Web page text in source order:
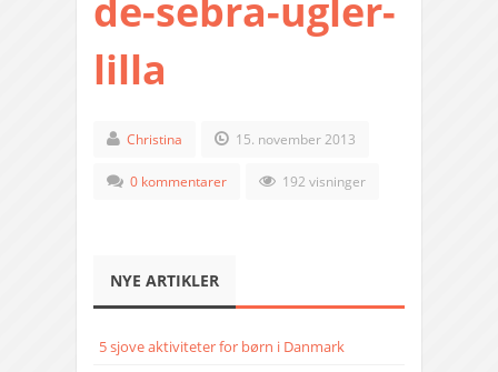
de-sebra-ugler-
lilla
Christina 15. november 2013
0 kommentarer 192 visninger
NYE ARTIKLER
5 sjove aktiviteter for børn i Danmark